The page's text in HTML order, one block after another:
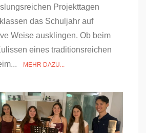
Projekttagen
das Schuljahr auf
Weise ausklingen. Ob beim
eines traditionsreichen
MEHR DAZU...